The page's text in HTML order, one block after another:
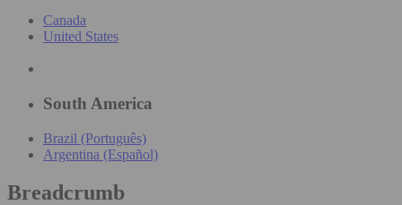
Canada
United States
South America
Brazil (Português)
Argentina (Español)
Breadcrumb